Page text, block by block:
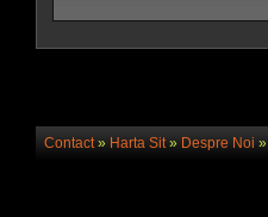
Contact» Harta Sit» Despre Noi »